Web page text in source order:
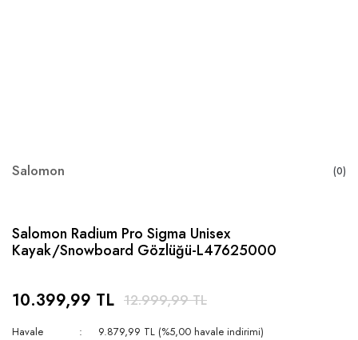
Salomon (0)
Salomon Radium Pro Sigma Unisex
Kayak/Snowboard Gözlüğü-L47625000
10.399,99 TL 12.999,99 TL
Havale
9.879,99 TL (%5,00 havale indirimi)